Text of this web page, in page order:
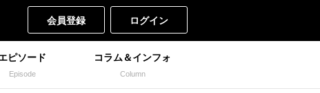
会員登録 ログイン
ピソード
Episode
コラム＆インフォ
Column